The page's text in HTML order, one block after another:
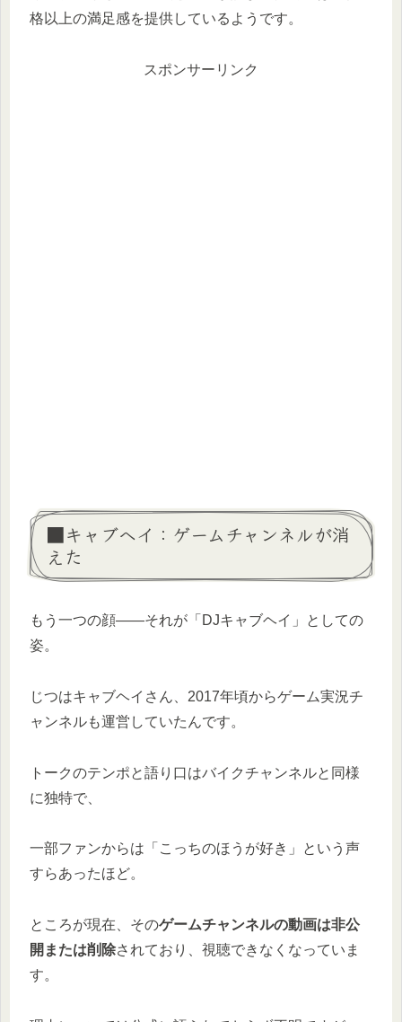
格以上の満足感を提供しているようです。
スポンサーリンク
■キャブヘイ：ゲームチャンネルが消
えた
もう一つの顔――それが「DJキャブヘイ」としての
姿。
じつはキャブヘイさん、2017年頃からゲーム実況チ
ャンネルも運営していたんです。
トークのテンポと語り口はバイクチャンネルと同様
に独特で、
一部ファンからは「こっちのほうが好き」という声
すらあったほど。
ところが現在、そのゲームチャンネルの動画は非公
開または削除されており、視聴できなくなっていま
す。